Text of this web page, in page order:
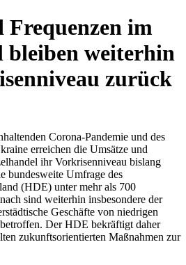
Frequenzen im
bleiben weiterhin
zurück
Corona-Pandemie und des
erreichen die Umsätze und
ihr Vorkrisenniveau bislang
bundesweite Umfrage des
(HDE) unter mehr als 700
sind weiterhin insbesondere der
Geschäfte von niedrigen
Der HDE bekräftigt daher
zukunftsorientierten Maßnahmen zur